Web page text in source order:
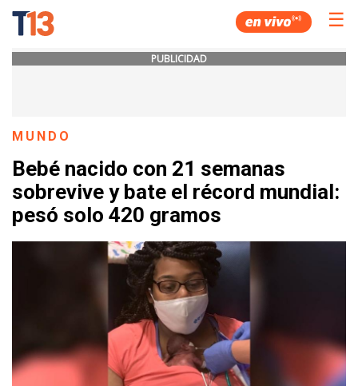
☰
PUBLICIDAD
MUNDO
Bebé nacido con 21 semanas
sobrevive y bate el récord mundial:
pesó solo 420 gramos